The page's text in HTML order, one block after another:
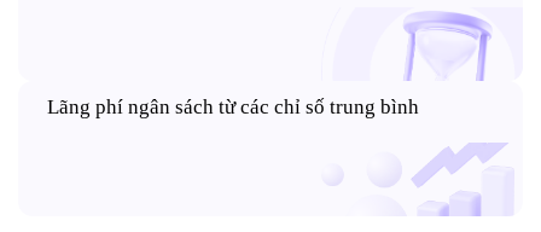
Lãng phí ngân sách từ các chỉ số trung bình